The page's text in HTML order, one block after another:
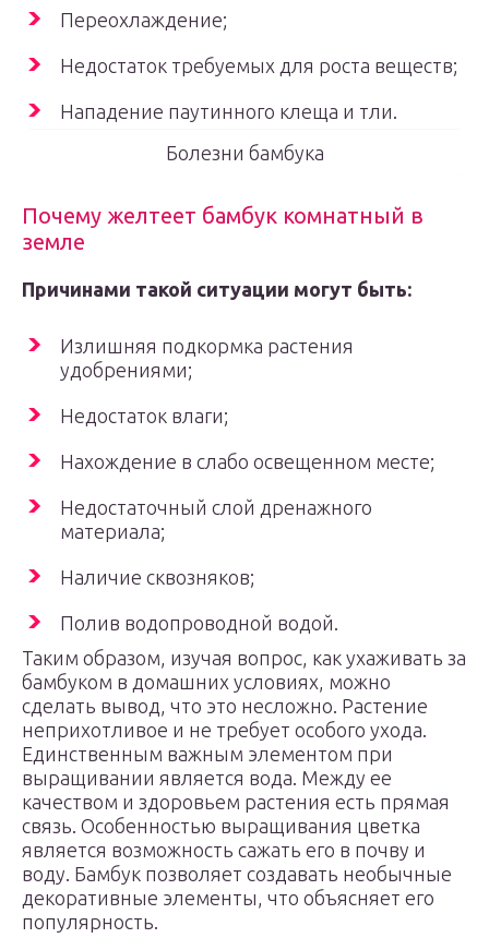
Переохлаждение;
Недостаток требуемых для роста веществ;
Нападение паутинного клеща и тли.
Болезни бамбука
Почему желтеет бамбук комнатный в
земле
Причинами такой ситуации могут быть:
Излишняя подкормка растения
удобрениями;
Недостаток влаги;
Нахождение в слабо освещенном месте;
Недостаточный слой дренажного
материала;
Наличие сквозняков;
Полив водопроводной водой.
Таким образом, изучая вопрос, как ухаживать за
бамбуком в домашних условиях, можно
сделать вывод, что это несложно. Растение
неприхотливое и не требует особого ухода.
Единственным важным элементом при
выращивании является вода. Между ее
качеством и здоровьем растения есть прямая
связь. Особенностью выращивания цветка
является возможность сажать его в почву и
воду. Бамбук позволяет создавать необычные
декоративные элементы, что объясняет его
популярность.